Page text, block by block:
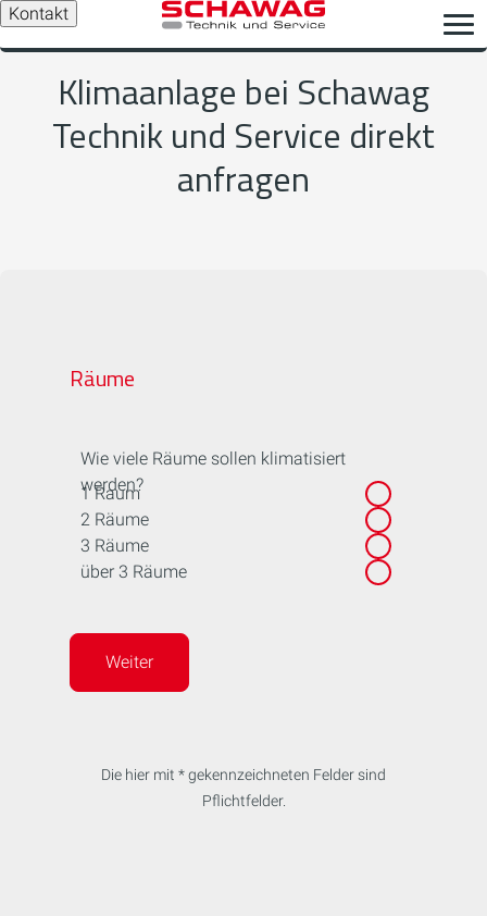
Kontakt
Klimaanlage bei Schawag
Technik und Service direkt
anfragen
Räume
Wie viele Räume sollen klimatisiert
werden?
1 Raum
2 Räume
3 Räume
über 3 Räume
Weiter
Die hier mit * gekennzeichneten Felder sind
Pflichtfelder.